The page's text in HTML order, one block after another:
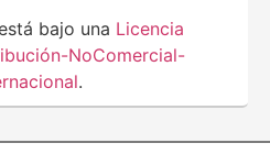
bajo una Licencia
NoComercial-
.